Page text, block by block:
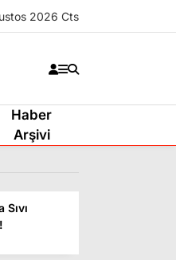
2026 Cts
Haber
Arşivi